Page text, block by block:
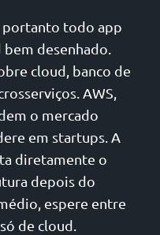
portanto todo app
desenhado.
cloud, banco de
AWS,
o mercado
em startups. A
diretamente o
depois do
espere entre
de cloud.